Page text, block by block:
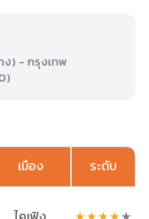
ง) - กรุงเทพ
เมือง ระดับ